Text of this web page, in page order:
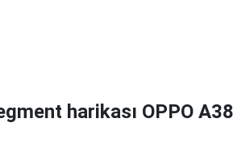
harikası OPPO A38